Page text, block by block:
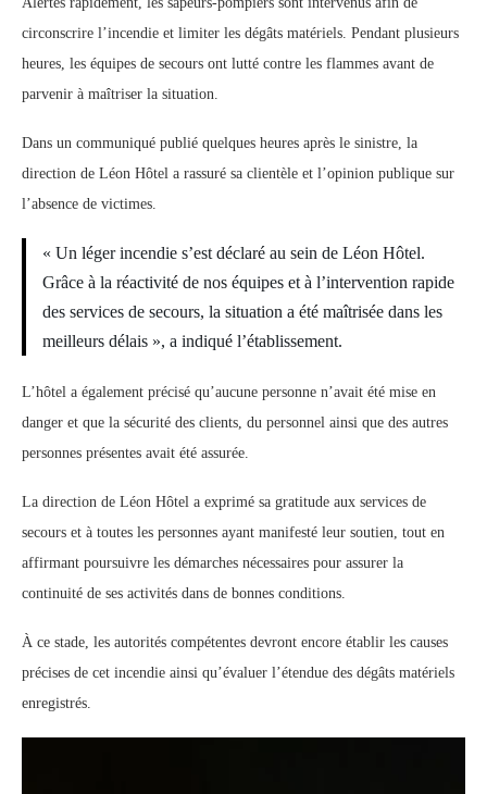
circonscrire l’incendie et limiter les dégâts matériels. Pendant plusieurs
heures, les équipes de secours ont lutté contre les flammes avant de
parvenir à maîtriser la situation.
Dans un communiqué publié quelques heures après le sinistre, la
direction de Léon Hôtel a rassuré sa clientèle et l’opinion publique sur
l’absence de victimes.
« Un léger incendie s’est déclaré au sein de Léon Hôtel.
Grâce à la réactivité de nos équipes et à l’intervention rapide
des services de secours, la situation a été maîtrisée dans les
meilleurs délais », a indiqué l’établissement.
L’hôtel a également précisé qu’aucune personne n’avait été mise en
danger et que la sécurité des clients, du personnel ainsi que des autres
personnes présentes avait été assurée.
La direction de Léon Hôtel a exprimé sa gratitude aux services de
secours et à toutes les personnes ayant manifesté leur soutien, tout en
affirmant poursuivre les démarches nécessaires pour assurer la
continuité de ses activités dans de bonnes conditions.
À ce stade, les autorités compétentes devront encore établir les causes
précises de cet incendie ainsi qu’évaluer l’étendue des dégâts matériels
enregistrés.